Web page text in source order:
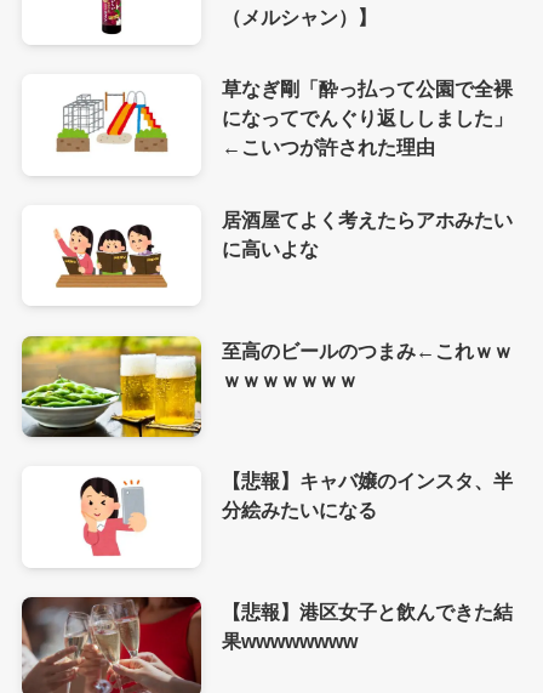
（メルシャン）】
草なぎ剛「酔っ払って公園で全裸
になってでんぐり返ししました」
←こいつが許された理由
居酒屋てよく考えたらアホみたい
に高いよな
至高のビールのつまみ←これｗｗ
ｗｗｗｗｗｗｗ
【悲報】キャバ嬢のインスタ、半
分絵みたいになる
【悲報】港区女子と飲んできた結
果wwwwwwww